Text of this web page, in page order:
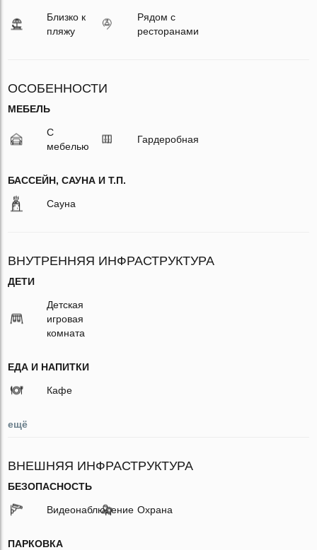
Близко к
пляжу
Рядом с
ресторанами
ОСОБЕННОСТИ
МЕБЕЛЬ
С
мебелью
Гардеробная
БАССЕЙН, САУНА И Т.П.
Сауна
ВНУТРЕННЯЯ ИНФРАСТРУКТУРА
ДЕТИ
Детская
игровая
комната
ЕДА И НАПИТКИ
Кафе
ещё
ВНЕШНЯЯ ИНФРАСТРУКТУРА
БЕЗОПАСНОСТЬ
Видеонаблюдение Охрана
ПАРКОВКА